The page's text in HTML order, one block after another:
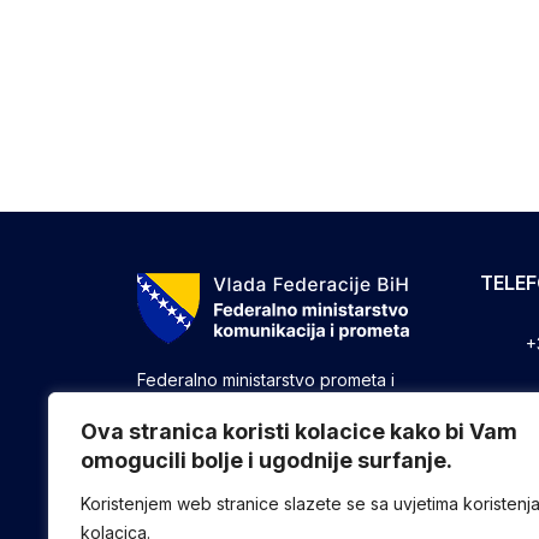
Ova stranica koristi kolacice kako bi Vam
omogucili bolje i ugodnije surfanje.
Koristenjem web stranice slazete se sa uvjetima koristenja
kolacica.
Federalno ministarstvo prometa i
druge poslove utvrđene zakonom koji
se odnose na ostvarivanje nadležnosti
Federacije u oblasti prometa i
komunikacija.